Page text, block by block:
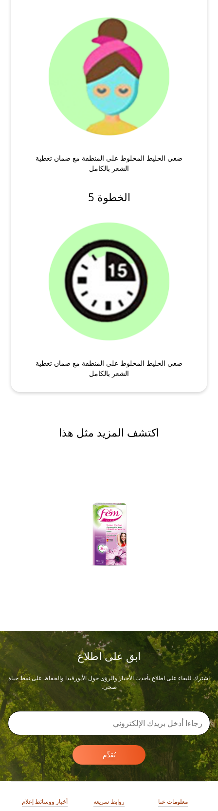
ضعي الخليط المخلوط على المنطقة مع ضمان تغطية
الشعر بالكامل
الخطوة 5
ضعي الخليط المخلوط على المنطقة مع ضمان تغطية
الشعر بالكامل
اكتشف المزيد مثل هذا
ابق على اطلاع
اشترك للبقاء على اطلاع بأحدث الأخبار والرؤى حول الأيورفيدا والحفاظ على نمط حياة
صحي.
يُقدِّم
معلومات عنا روابط سريعة أخبار ووسائط إعلام